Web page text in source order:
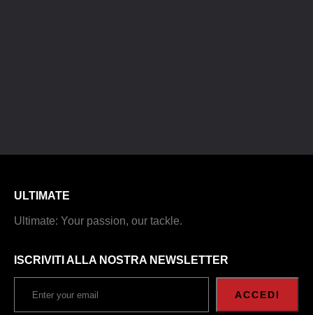
ULTIMATE
Ultimate: Your passion, our tackle.
ISCRIVITI ALLA NOSTRA NEWSLETTER
ACCEDI